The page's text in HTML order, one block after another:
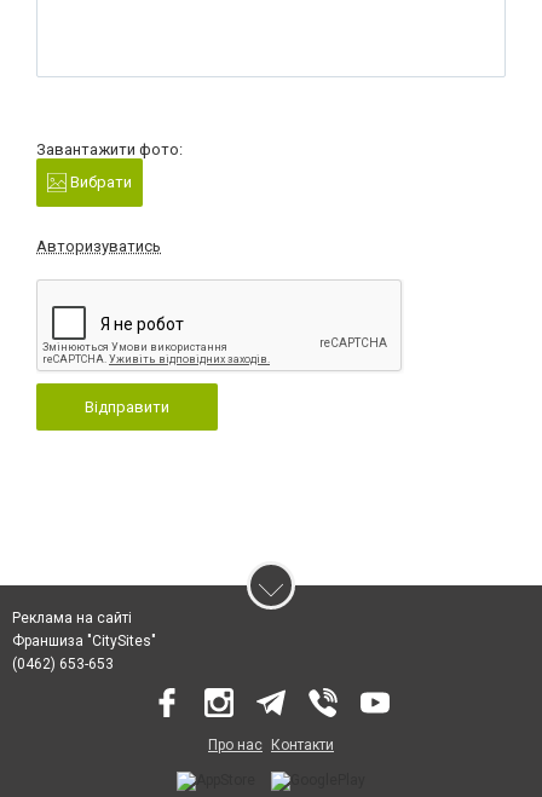
Завантажити фото:
Вибрати
Авторизуватись
Відправити
Реклама на сайті
Франшиза "CitySites"
(0462) 653-653
Про нас Контакти